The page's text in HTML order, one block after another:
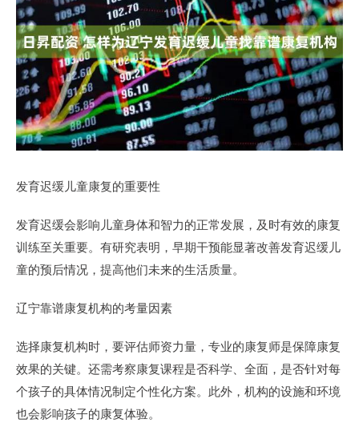
发育迟缓儿童康复的重要性
发育迟缓会影响儿童身体和智力的正常发展，及时有效的康复
训练至关重要。有研究表明，早期干预能显著改善发育迟缓儿
童的预后情况，提高他们未来的生活质量。
辽宁靠谱康复机构的考量因素
选择康复机构时，要评估师资力量，专业的康复师是保障康复
效果的关键。还需考察康复课程是否科学、全面，是否针对每
个孩子的具体情况制定个性化方案。此外，机构的设施和环境
也会影响孩子的康复体验。